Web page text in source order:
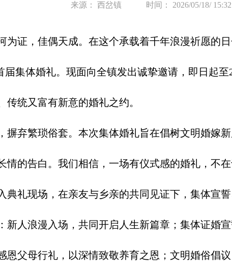
来源： 西岔镇 时间： 2026/05/18/
证，佳偶天成。在这个承载着千年浪漫祈愿的
届集体婚礼。现面向全镇发出诚挚邀请，即日起
传统又富有新意的婚礼之约。
弃繁琐俗套。本次集体婚礼旨在倡树文明婚嫁
情的告白。我们相信，一场有仪式感的婚礼，不
礼现场，在亲友与乡亲的共同见证下，集体宣
新人浪漫入场，共同开启人生新篇章；集体证婚
恩父母行礼，以深情致敬养育之恩；文明婚俗倡